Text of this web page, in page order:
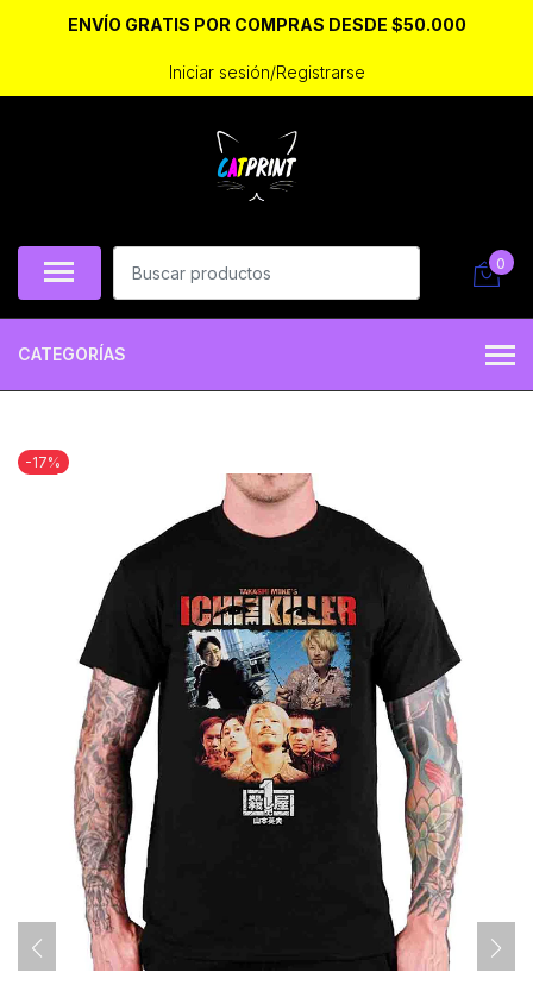
ENVÍO GRATIS POR COMPRAS DESDE $50.000
Iniciar sesión/Registrarse
0
CATEGORÍAS
-17%